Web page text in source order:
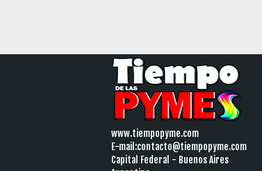
www.tiempopyme.com
E-mail:contacto@tiempopyme.com
Capital Federal - Buenos Aires